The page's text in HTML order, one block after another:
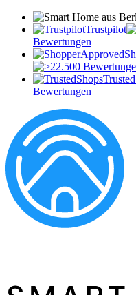
Trustpilot
Bewertungen
Bewertungen